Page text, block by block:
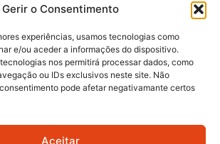
Gerir o Consentimento
experiências, usamos tecnologias como
e/ou aceder a informações do dispositivo.
nos permitirá processar dados, como
ou IDs exclusivos neste site. Não
pode afetar negativamante certos
Aceitar